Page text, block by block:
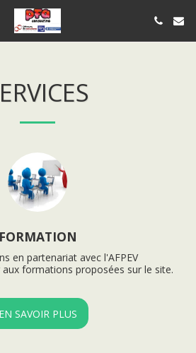
FORMATION
en partenariat avec l'AFPEV
formations proposées sur le site.
EN SAVOIR PLUS